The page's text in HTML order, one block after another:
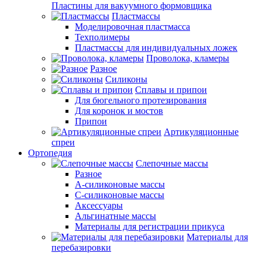
Пластины для вакуумного формовщика
Пластмассы
Моделировочная пластмасса
Техполимеры
Пластмассы для индивидуальных ложек
Проволока, кламеры
Разное
Силиконы
Сплавы и припои
Для бюгельного протезирования
Для коронок и мостов
Припои
Артикуляционные
спреи
Ортопедия
Слепочные массы
Разное
А-силиконовые массы
С-силиконовые массы
Аксессуары
Альгинатные массы
Материалы для регистрации прикуса
Материалы для
перебазировки